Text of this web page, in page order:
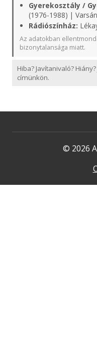
Gyerekosztály /
(1976-1988) |
Rádiószínház:
Az adatokban
bizonytalansága miatt.
Hiba? Javítanivaló?
címünkön.
© 2026